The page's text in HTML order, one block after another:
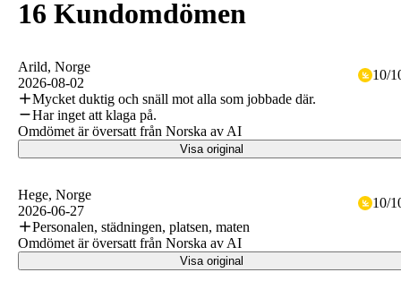
16 Kundomdömen
Arild, Norge
2026-08-02
10/
Mycket duktig och snäll mot alla som jobbade där.
Har inget att klaga på.
Omdömet är översatt från Norska av AI
Visa original
Hege, Norge
2026-06-27
10/
Personalen, städningen, platsen, maten
Omdömet är översatt från Norska av AI
Visa original